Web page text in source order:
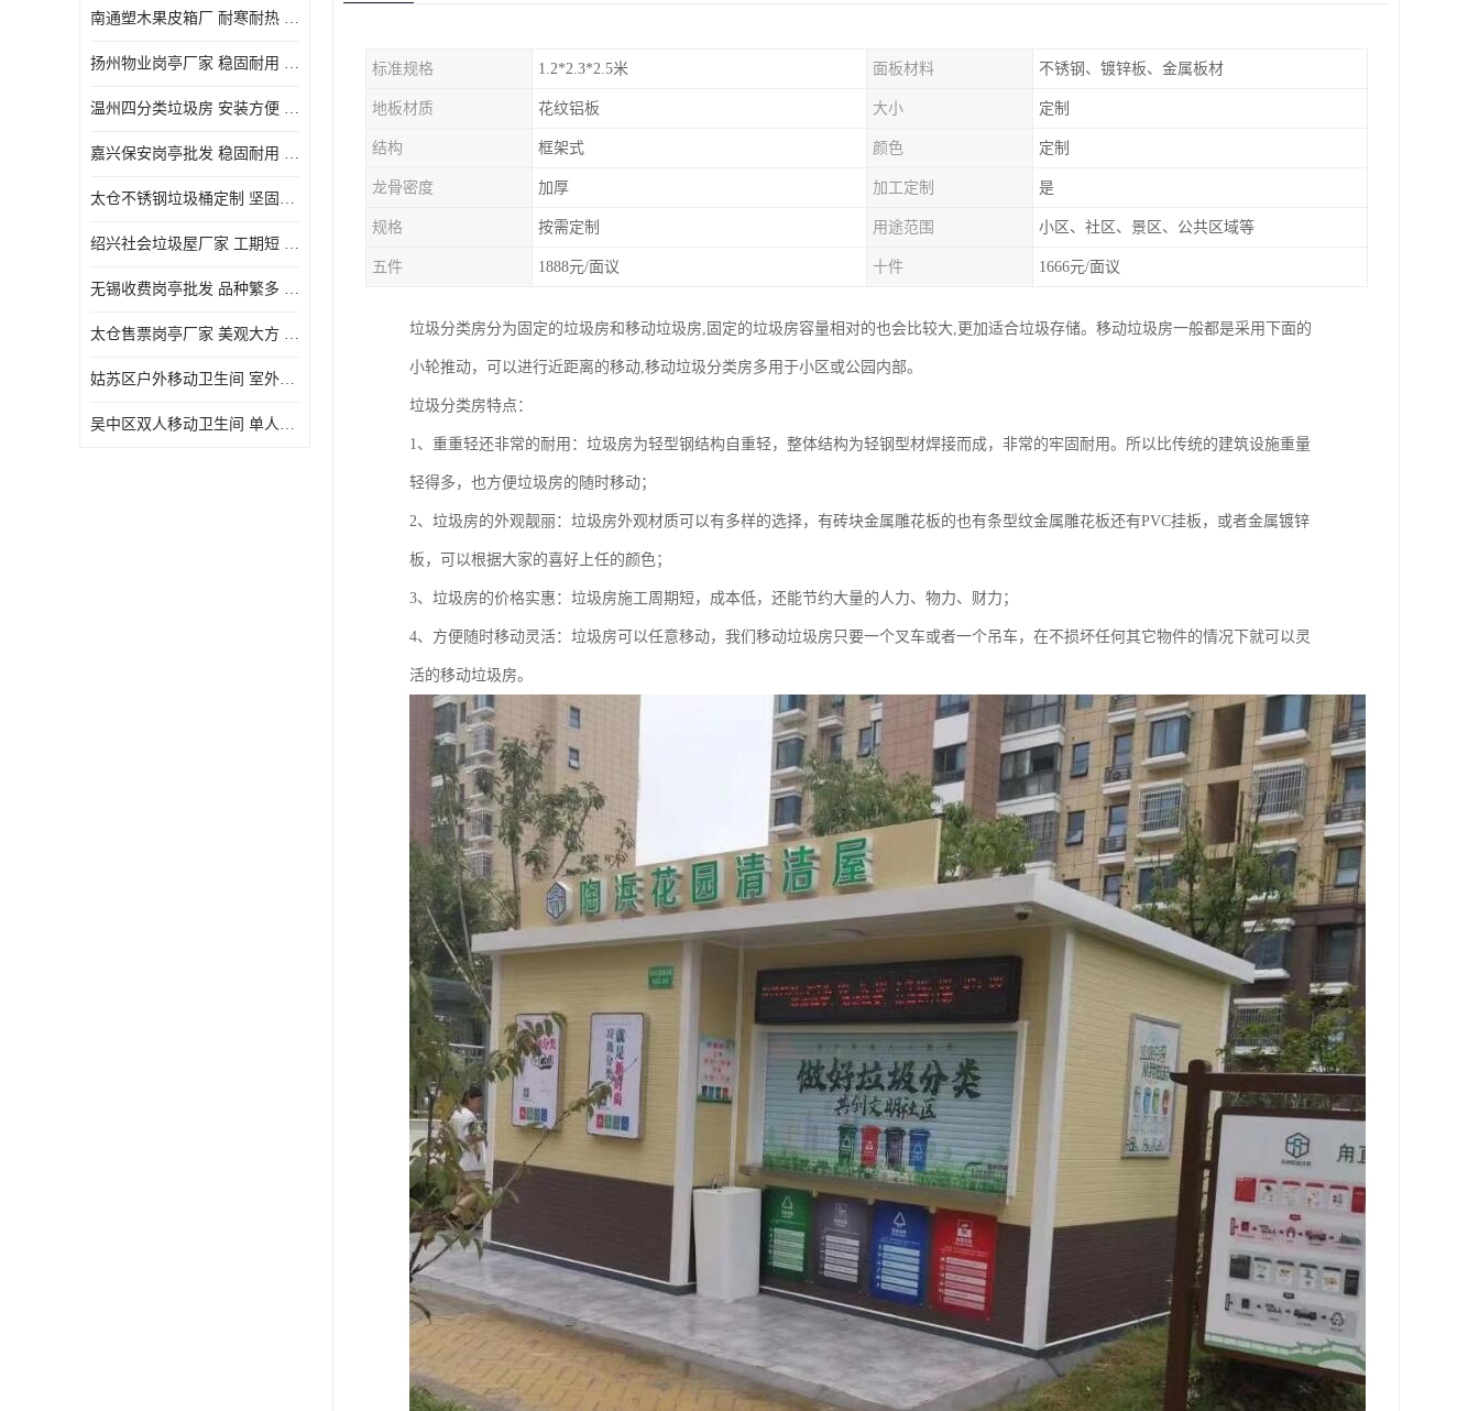
南通塑木果皮箱厂 耐寒耐热 设计美观简洁
扬州物业岗亭厂家 稳固耐用 适用多场合
温州四分类垃圾房 安装方便 可移动位置且方便
嘉兴保安岗亭批发 稳固耐用 使用价值高
太仓不锈钢垃圾桶定制 坚固耐用 绝缘性能好
绍兴社会垃圾屋厂家 工期短 便于居民集中投放
无锡收费岗亭批发 品种繁多 适用多场合
太仓售票岗亭厂家 美观大方 使用寿命长
姑苏区户外移动卫生间 室外临时单人厕所供应厂家
吴中区双人移动卫生间 单人厕所供应厂家
标准规格 1.2*2.3*2.5米 面板材料 不锈钢、镀锌板、金属板材
地板材质 花纹铝板 大小 定制
结构 框架式 颜色 定制
龙骨密度 加厚 加工定制 是
规格 按需定制 用途范围 小区、社区、景区、公共区域等
五件 1888元/面议 十件 1666元/面议
垃圾分类房分为固定的垃圾房和移动垃圾房,固定的垃圾房容量相对的也会比较大,更加适合垃圾存储。移动垃圾房一般都是采用下面的
小轮推动，可以进行近距离的移动,移动垃圾分类房多用于小区或公园内部。
垃圾分类房特点：
1、重重轻还非常的耐用：垃圾房为轻型钢结构自重轻，整体结构为轻钢型材焊接而成，非常的牢固耐用。所以比传统的建筑设施重量
轻得多，也方便垃圾房的随时移动；
2、垃圾房的外观靓丽：垃圾房外观材质可以有多样的选择，有砖块金属雕花板的也有条型纹金属雕花板还有PVC挂板，或者金属镀锌
板，可以根据大家的喜好上任的颜色；
3、垃圾房的价格实惠：垃圾房施工周期短，成本低，还能节约大量的人力、物力、财力；
4、方便随时移动灵活：垃圾房可以任意移动，我们移动垃圾房只要一个叉车或者一个吊车，在不损坏任何其它物件的情况下就可以灵
活的移动垃圾房。